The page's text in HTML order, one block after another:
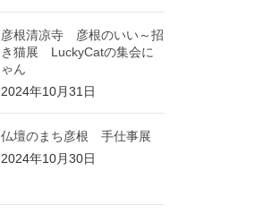
彦根清凉寺 彦根のいい～招
き猫展 LuckyCatの集会に
ゃん
2024年10月31日
仏壇のまち彦根 手仕事展
2024年10月30日